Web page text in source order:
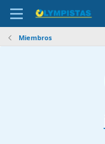
Miembros